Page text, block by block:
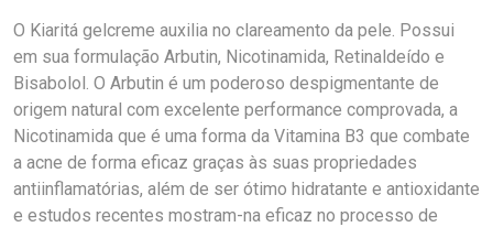
O Kiaritá gelcreme auxilia no clareamento da pele. Possui
em sua formulação Arbutin, Nicotinamida, Retinaldeído e
Bisabolol. O Arbutin é um poderoso despigmentante de
origem natural com excelente performance comprovada, a
Nicotinamida que é uma forma da Vitamina B3 que combate
a acne de forma eficaz graças às suas propriedades
antiinflamatórias, além de ser ótimo hidratante e antioxidante
e estudos recentes mostram-na eficaz no processo de